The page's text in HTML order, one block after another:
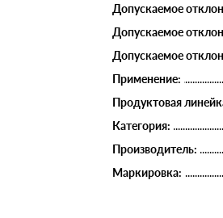
Допускаемое
Допускаемое
Допускаемое
Применение:
Продуктовая
Категория:
Производитель:
Маркировка: